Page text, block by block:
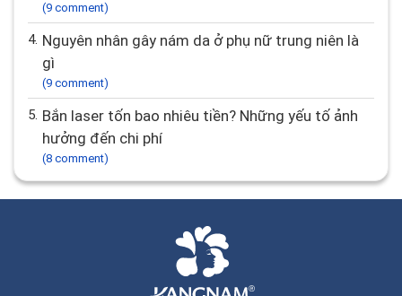
(9 comment)
4. Nguyên nhân gây nám da ở phụ nữ trung niên là
gì
(9 comment)
5. Bắn laser tốn bao nhiêu tiền? Những yếu tố ảnh
hưởng đến chi phí
(8 comment)